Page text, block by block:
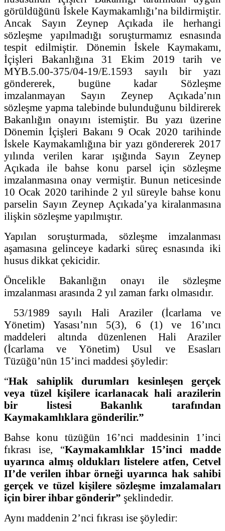
görüldüğünü İskele Kaymakamlığı’na bildirmiştir.
Ancak Sayın Zeynep Açıkada ile herhangi
sözleşme yapılmadığı soruşturmamız esnasında
tespit edilmiştir. Dönemin İskele Kaymakamı,
İçişleri Bakanlığına 31 Ekim 2019 tarih ve
MYB.5.00-375/04-19/E.1593 sayılı bir yazı
göndererek, bugüne kadar Sözleşme
imzalanmayan Sayın Zeynep Açıkada’nın
sözleşme yapma talebinde bulunduğunu bildirerek
Bakanlığın onayını istemiştir. Bu yazı üzerine
Dönemin İçişleri Bakanı 9 Ocak 2020 tarihinde
İskele Kaymakamlığına bir yazı göndererek 2017
yılında verilen karar ışığında Sayın Zeynep
Açıkada ile bahse konu parsel için sözleşme
imzalanmasına onay vermiştir. Bunun neticesinde
10 Ocak 2020 tarihinde 2 yıl süreyle bahse konu
parselin Sayın Zeynep Açıkada’ya kiralanmasına
ilişkin sözleşme yapılmıştır.
Yapılan soruşturmada, sözleşme imzalanması
aşamasına gelinceye kadarki süreç esnasında iki
husus dikkat çekicidir.
Öncelikle Bakanlığın onayı ile sözleşme
imzalanması arasında 2 yıl zaman farkı olmasıdır.
53/1989 sayılı Hali Araziler (İcarlama ve
Yönetim) Yasası’nın 5(3), 6 (1) ve 16’ıncı
maddeleri altında düzenlenen Hali Araziler
(İcarlama ve Yönetim) Usul ve Esasları
Tüzüğü’nün 15’inci maddesi şöyledir:
“Hak sahiplik durumları kesinleşen gerçek
veya tüzel kişilere icarlanacak hali arazilerin
bir listesi Bakanlık tarafından
Kaymakamlıklara gönderilir.”
Bahse konu tüzüğün 16’nci maddesinin 1’inci
fıkrası ise, “Kaymakamlıklar 15’inci madde
uyarınca almış oldukları listelere atfen, Cetvel
II’de verilen ihbar örneği uyarınca hak sahibi
gerçek ve tüzel kişilere sözleşme imzalamaları
için birer ihbar gönderir” şeklindedir.
Aynı maddenin 2’nci fıkrası ise şöyledir: